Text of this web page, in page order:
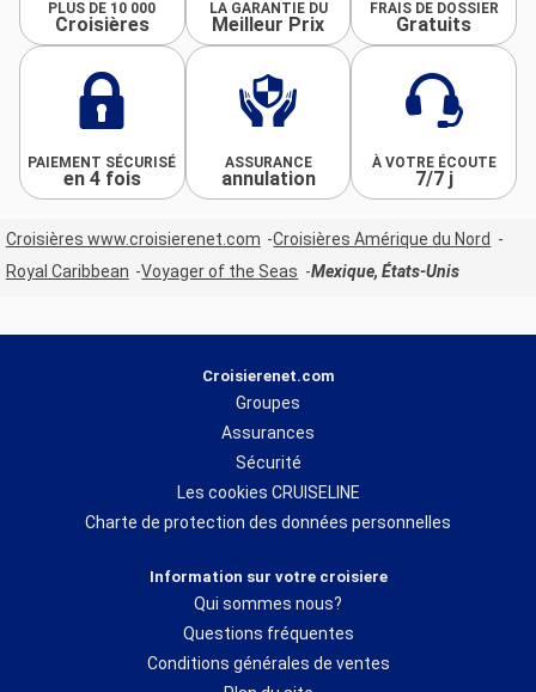
PLUS DE 10 000
Croisières
LA GARANTIE DU
Meilleur Prix
FRAIS DE DOSSIER
Gratuits
PAIEMENT SÉCURISÉ
en 4 fois
ASSURANCE
annulation
À VOTRE ÉCOUTE
7/7 j
Croisières www.croisierenet.com
Croisières Amérique du Nord
Royal Caribbean
Voyager of the Seas Mexique, États-Unis
Croisierenet.com
Groupes
Assurances
Sécurité
Les cookies CRUISELINE
Charte de protection des données personnelles
Information sur votre croisiere
Qui sommes nous?
Questions fréquentes
Conditions générales de ventes